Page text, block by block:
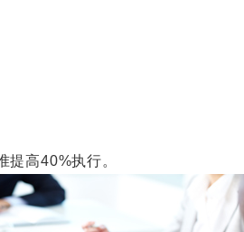
高40%执行。